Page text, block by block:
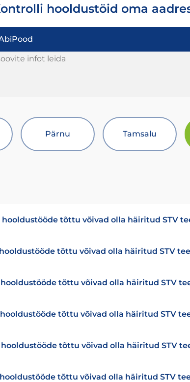
Pood
hooldustöid oma
infot leida
Pärnu Tamsalu
tõttu võivad olla häiritud STV
tõttu võivad olla häiritud STV
tõttu võivad olla häiritud STV
tõttu võivad olla häiritud STV
tõttu võivad olla häiritud STV
tõttu võivad olla häiritud STV